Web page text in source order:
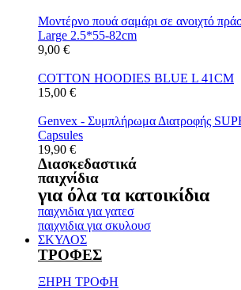
Μοντέρνο πουά σαμάρι σε ανοιχτό
Large 2.5*55-82cm
9,00 €
COTTON HOODIES BLUE L 41CM
15,00 €
Genvex - Συμπλήρωμα Διατροφής
Capsules
19,90 €
Διασκεδαστικά
παιχνίδια
για όλα τα κατοικίδια
παιχνιδια για γατεσ
παιχνιδια για σκυλουσ
ΣΚΥΛΟΣ
ΤΡΟΦΕΣ
ΞΗΡΗ ΤΡΟΦΗ